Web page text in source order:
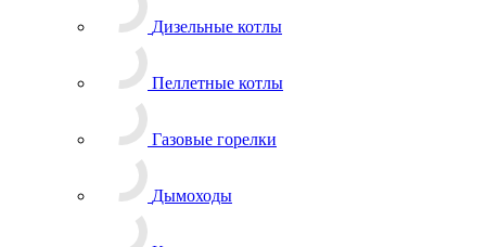
Дизельные котлы
Пеллетные котлы
Газовые горелки
Дымоходы